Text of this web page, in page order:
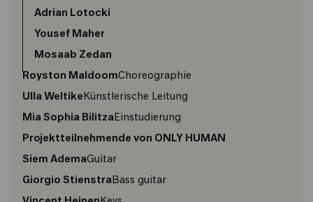
Adrian Lotocki
Yousef Maher
Mosaab Zedan
Royston MaldoomChoreographie
Ulla WeltikeKünstlerische Leitung
Mia Sophia BilitzaEinstudierung
Projektteilnehmende von ONLY HUMAN
Siem AdemaGuitar
Giorgio StienstraBass guitar